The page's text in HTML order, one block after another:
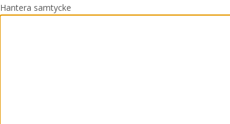
Hantera samtycke